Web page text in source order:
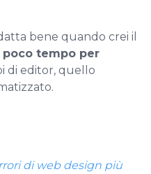
bene quando crei il
poco tempo per
di editor, quello
di web design più